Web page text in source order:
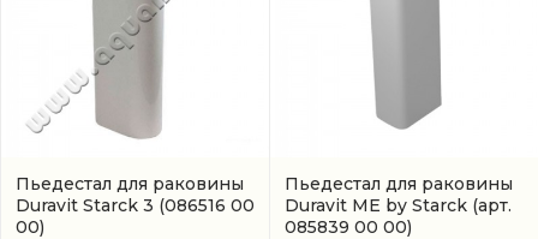
Пьедестал для раковины
Duravit Starck 3 (086516 00
00)
Пьедестал для раковины
Duravit ME by Starck (арт.
085839 00 00)